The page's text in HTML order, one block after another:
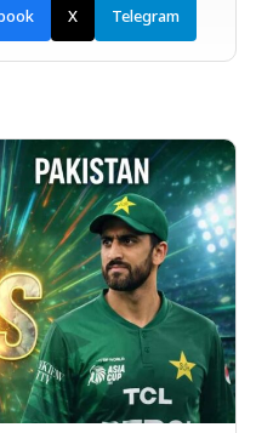
X Telegram